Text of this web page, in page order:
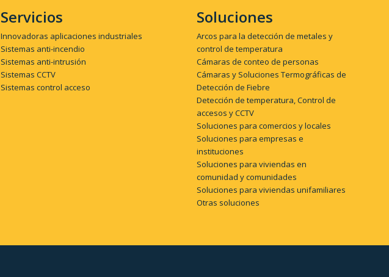
Servicios
Innovadoras aplicaciones industriales
Sistemas anti-incendio
Sistemas anti-intrusión
Sistemas CCTV
Sistemas control acceso
Soluciones
Arcos para la detección de metales y
control de temperatura
Cámaras de conteo de personas
Cámaras y Soluciones Termográficas de
Detección de Fiebre
Detección de temperatura, Control de
accesos y CCTV
Soluciones para comercios y locales
Soluciones para empresas e
instituciones
Soluciones para viviendas en
comunidad y comunidades
Soluciones para viviendas unifamiliares
Otras soluciones